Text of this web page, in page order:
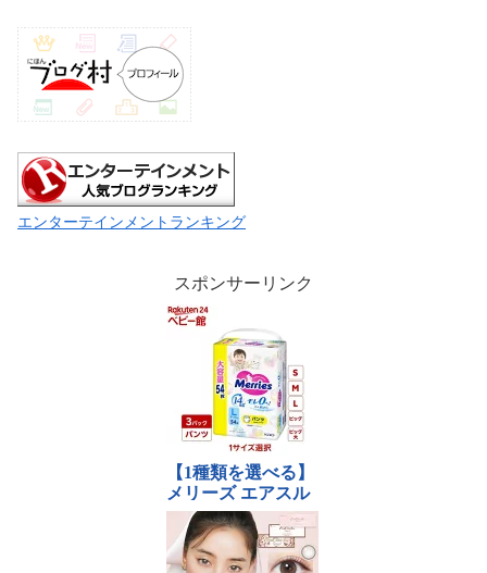
エンターテインメントランキング
スポンサーリンク